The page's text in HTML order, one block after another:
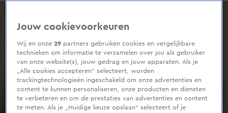
0
seconds
Jouw cookievoorkeuren
Wij en onze29 partners gebruiken cookies en vergelijkbare
technieken om informatie te verzamelen over jou als gebruiker
van onze website(s), jouw gedrag en jouw apparaten. Als je
„Alle cookies accepteren” selecteert, worden
trackingtechnologieën ingeschakeld om onze advertenties en
content te kunnen personaliseren, onze producten en diensten
te verbeteren en om de prestaties van advertenties en content
te meten. Als je „Huidige keuze opslaan” selecteert of je